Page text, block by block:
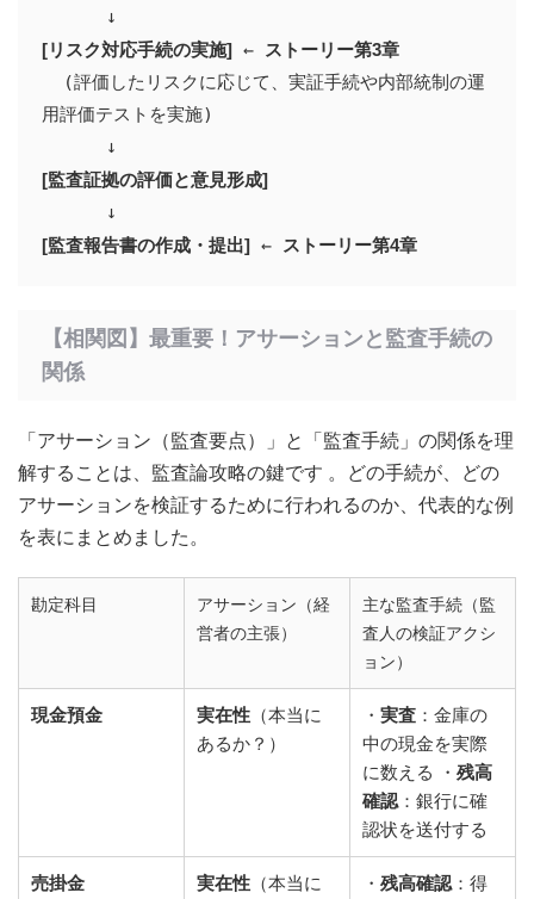
[リスク対応手続の実施] ← ストーリー第3章
用評価テストを実施)
[監査証拠の評価と意見形成]
[監査報告書の作成・提出] ← ストーリー第4章
【相関図】最重要！アサーションと監査手続の
関係
「アサーション（監査要点）」と「監査手続」の関係を理
解することは、監査論攻略の鍵です 。どの手続が、どの
アサーションを検証するために行われるのか、代表的な例
を表にまとめました。
勘定科目
アサーション（経
営者の主張）
主な監査手続（監
査人の検証アクシ
ョン）
現金預金 実在性 （本当に
あるか？）
・ 実査 ：金庫の
中の現金を実際
に数える ・ 残高
確認 ：銀行に確
認状を送付する
売掛金 実在性 （本当に
・ 残高確認 ：得